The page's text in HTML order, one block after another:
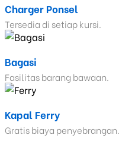
Charger Ponsel
Tersedia di setiap kursi.
Bagasi
Fasilitas barang bawaan.
Kapal Ferry
Gratis biaya penyebrangan.